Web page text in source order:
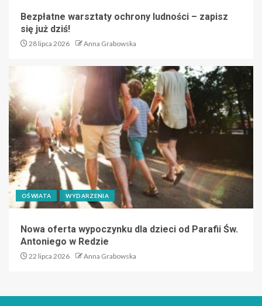
Bezpłatne warsztaty ochrony ludności – zapisz
się już dziś!
28 lipca 2026 Anna Grabowska
OŚWIATA WYDARZENIA
Nowa oferta wypoczynku dla dzieci od Parafii Św.
Antoniego w Redzie
22 lipca 2026 Anna Grabowska